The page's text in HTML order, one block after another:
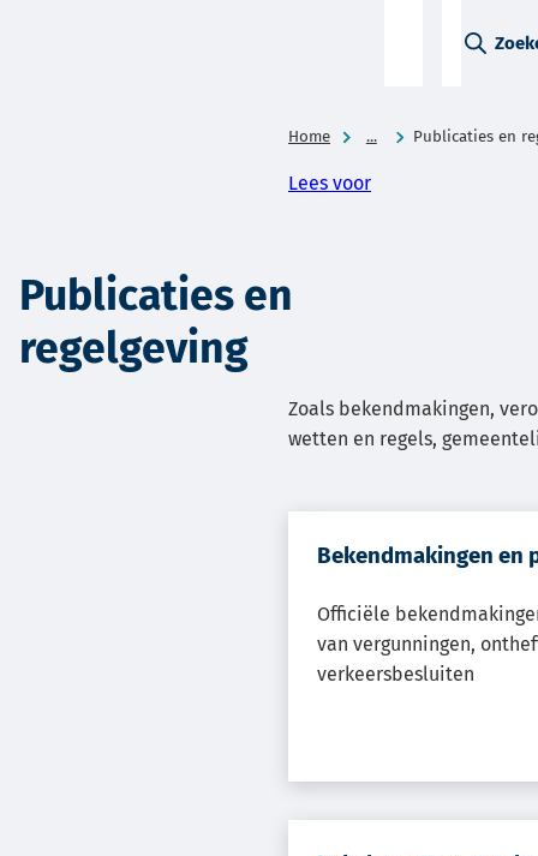
Home ... Publicaties en
Lees voor
Publicaties en
regelgeving
Zoals bekendmakingen,
wetten en regels,
Bekendmakingen en
Officiële
van vergunningen,
verkeersbesluiten